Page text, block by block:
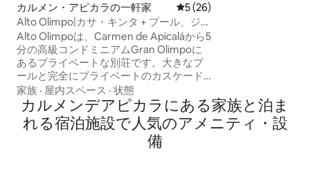
カルメン・アピカラの一軒家 レビュー26件、5つ星中5つ
5 (26)
Alto Olimpo|カサ・キンタ + プール、ジャ
グジー、ビリヤード
Alto Olimpoは、Carmen de Apicaláから5
分の高級コンドミニアムGran Olimpoに
あるプライベートな別荘です。大きなプ
ールと完全にプライベートのカスケード
型ジャグジー、バーベキュー、ビリヤー
ド、ボウリング、ラナ、ボードゲームを
お楽しみください。専用バスルーム、エ
アコン、遮光カーテン、テレビ、設備の
整ったキッチン、緑地、駐車場、24時間
家族 · 屋内スペース · 状態
カルメンデアピカラにある家族と泊ま
れる宿泊施設で人気のアメニティ・設
備